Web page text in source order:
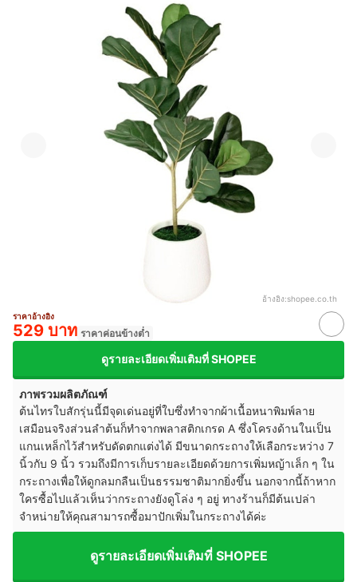
อ้างอิง:shopee.co.th
ราคาอ้างอิง
529 บาท ราคาค่อนข้างต่ำ
ดูรายละเอียดเพิ่มเติมที่ SHOPEE
ภาพรวมผลิตภัณฑ์
ต้นไทรใบสักรุ่นนี้มีจุดเด่นอยู่ที่ใบซึ่งทำจากผ้าเนื้อหนาพิมพ์ลาย
เสมือนจริงส่วนลำต้นก็ทำจากพลาสติกเกรด A ซึ่งโครงด้านในเป็น
แกนเหล็กไว้สำหรับดัดตกแต่งได้ มีขนาดกระถางให้เลือกระหว่าง 7
นิ้วกับ 9 นิ้ว รวมถึงมีการเก็บรายละเอียดด้วยการเพิ่มหญ้าเล็ก ๆ ใน
กระถางเพื่อให้ดูกลมกลืนเป็นธรรมชาติมากยิ่งขึ้น นอกจากนี้ถ้าหาก
ใครซื้อไปแล้วเห็นว่ากระถางยังดูโล่ง ๆ อยู่ ทางร้านก็มีต้นเปล่า
จำหน่ายให้คุณสามารถซื้อมาปักเพิ่มในกระถางได้ค่ะ
ดูรายละเอียดเพิ่มเติมที่ SHOPEE